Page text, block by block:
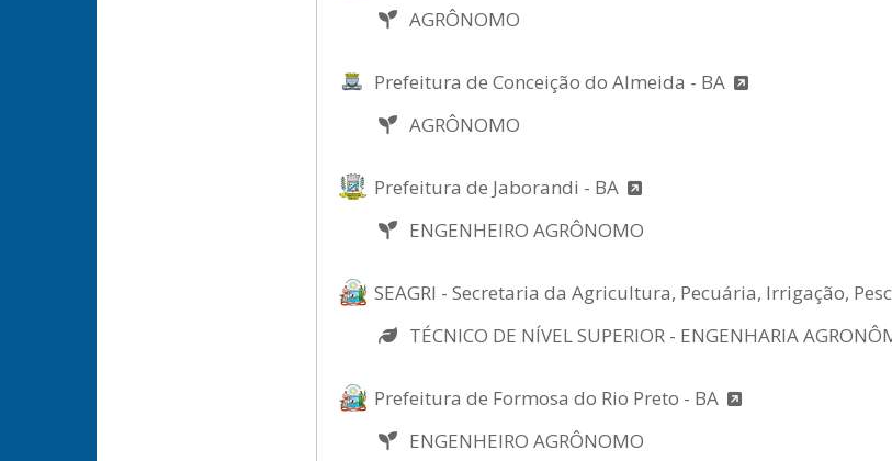
AGRÔNOMO
Prefeitura de Conceição do Almeida - BA
AGRÔNOMO
Prefeitura de Jaborandi - BA
ENGENHEIRO AGRÔNOMO
SEAGRI - Secretaria da Agricultura, Pecuária, Irrigação,
TÉCNICO DE NÍVEL SUPERIOR - ENGENHARIA
Prefeitura de Formosa do Rio Preto - BA
ENGENHEIRO AGRÔNOMO